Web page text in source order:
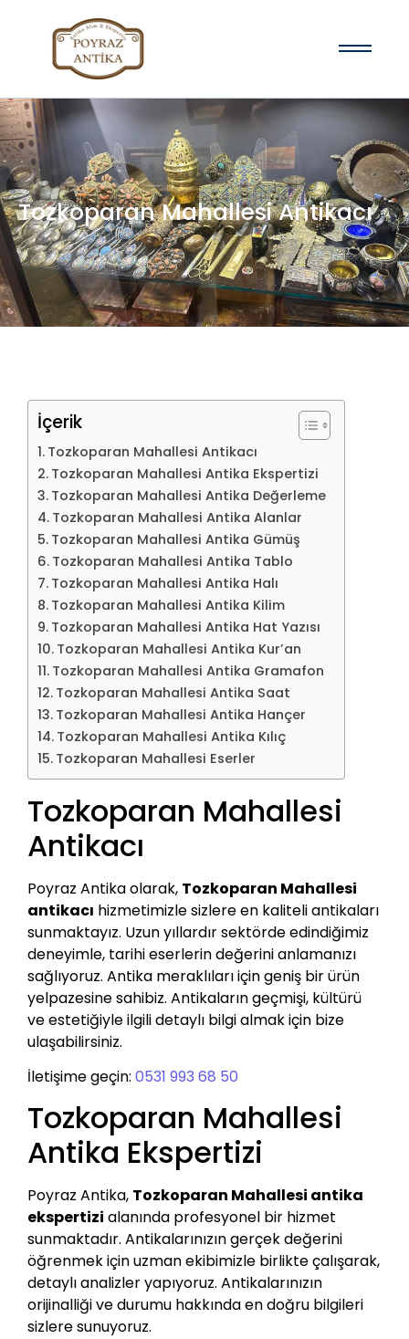
Tozkoparan Mahallesi Antikacı
İçerik
Tozkoparan Mahallesi Antikacı
Tozkoparan Mahallesi Antika Ekspertizi
Tozkoparan Mahallesi Antika Değerleme
Tozkoparan Mahallesi Antika Alanlar
Tozkoparan Mahallesi Antika Gümüş
Tozkoparan Mahallesi Antika Tablo
Tozkoparan Mahallesi Antika Halı
Tozkoparan Mahallesi Antika Kilim
Tozkoparan Mahallesi Antika Hat Yazısı
Tozkoparan Mahallesi Antika Kur’an
Tozkoparan Mahallesi Antika Gramafon
Tozkoparan Mahallesi Antika Saat
Tozkoparan Mahallesi Antika Hançer
Tozkoparan Mahallesi Antika Kılıç
Tozkoparan Mahallesi Eserler
Tozkoparan Mahallesi
Antikacı
Poyraz Antika olarak, Tozkoparan Mahallesi
antikacı hizmetimizle sizlere en kaliteli antikaları
sunmaktayız. Uzun yıllardır sektörde edindiğimiz
deneyimle, tarihi eserlerin değerini anlamanızı
sağlıyoruz. Antika meraklıları için geniş bir ürün
yelpazesine sahibiz. Antikaların geçmişi, kültürü
ve estetiğiyle ilgili detaylı bilgi almak için bize
ulaşabilirsiniz.
İletişime geçin: 0531 993 68 50
Tozkoparan Mahallesi
Antika Ekspertizi
Poyraz Antika, Tozkoparan Mahallesi antika
ekspertizi alanında profesyonel bir hizmet
sunmaktadır. Antikalarınızın gerçek değerini
öğrenmek için uzman ekibimizle birlikte çalışarak,
detaylı analizler yapıyoruz. Antikalarınızın
orijinalliği ve durumu hakkında en doğru bilgileri
sizlere sunuyoruz.